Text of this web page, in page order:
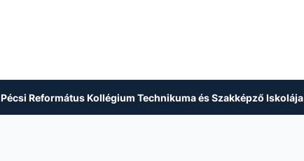
Pécsi Református Kollégium Technikuma és Szakképző Iskolája